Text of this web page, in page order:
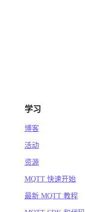
学习
博客
活动
资源
MQTT 快速开始
最新 MQTT 教程